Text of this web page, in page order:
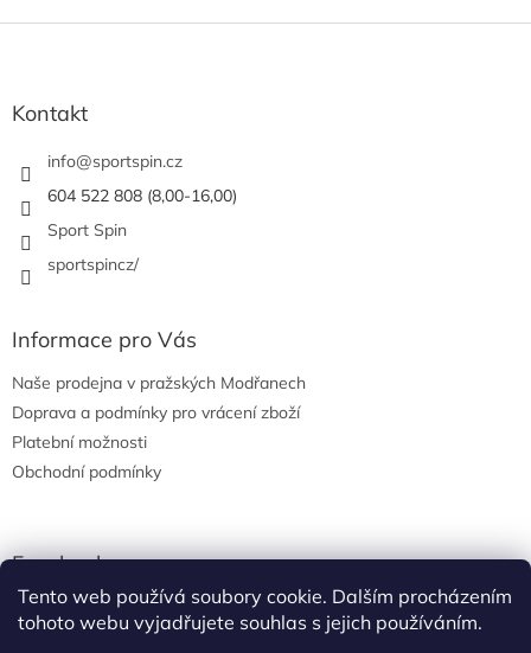
Tento web používá soubory cookie. Dalším procházením
tohoto webu vyjadřujete souhlas s jejich používáním.
Z
Kontakt
info@sportspin.cz
604 522 808 (8,00-16,00)
Sport Spin
sportspincz/
Informace pro Vás
Naše prodejna v pražských Modřanech
Doprava a podmínky pro vrácení zboží
Platební možnosti
Obchodní podmínky
Facebook